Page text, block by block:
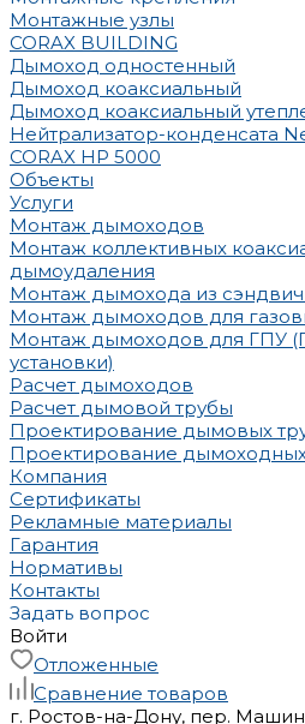
Монтажные узлы
CORAX BUILDING
Дымоход одностенный
Дымоход коаксиальный
Дымоход коаксиальный
Нейтрализатор-конденсата
CORAX HP 5000
Объекты
Услуги
Монтаж дымоходов
Монтаж коллективных
дымоудаления
Монтаж дымохода из сэндвич
Монтаж дымоходов для
Монтаж дымоходов для ГПУ
установки)
Расчет дымоходов
Расчет дымовой трубы
Проектирование дымовых
Проектирование
Компания
Сертификаты
Рекламные материалы
Гарантия
Нормативы
Контакты
Задать вопрос
Войти
Отложенные
Сравнение товаров
г. Ростов-на-Дону, пер.